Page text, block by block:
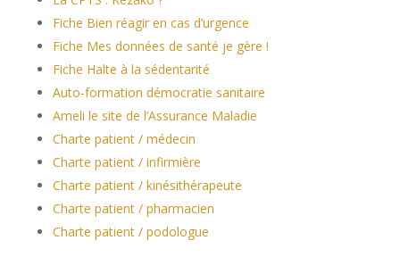
Fiche Bien réagir en cas d’urgence
Fiche Mes données de santé je gère !
Fiche Halte à la sédentarité
Auto-formation démocratie sanitaire
Ameli le site de l’Assurance Maladie
Charte patient / médecin
Charte patient / infirmière
Charte patient / kinésithérapeute
Charte patient / pharmacien
Charte patient / podologue